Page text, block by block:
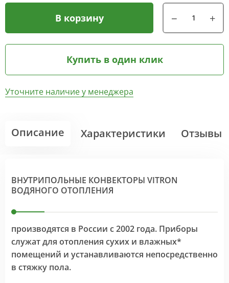
В корзину
Купить в один клик
Уточните наличие у менеджера
Описание Характеристики Отзывы
ВНУТРИПОЛЬНЫЕ КОНВЕКТОРЫ VITRON
ВОДЯНОГО ОТОПЛЕНИЯ
производятся в России с 2002 года. Приборы
служат для отопления сухих и влажных*
помещений и устанавливаются непосредственно
в стяжку пола.